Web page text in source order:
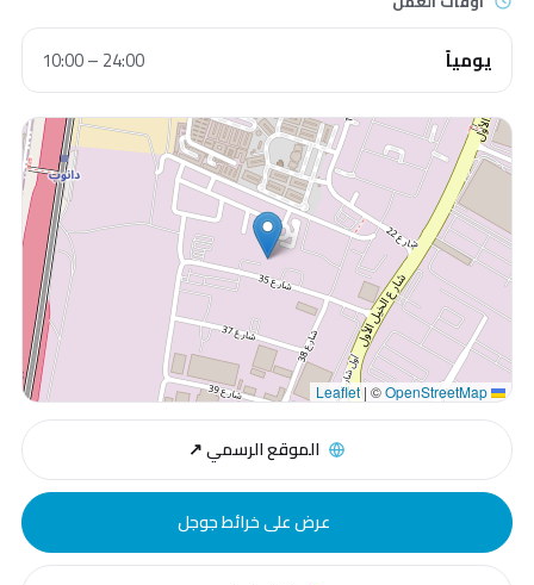
يومياً 10:00 – 24:00
Leaflet
| ©OpenStreetMap
الموقع الرسمي ↗
عرض على خرائط جوجل